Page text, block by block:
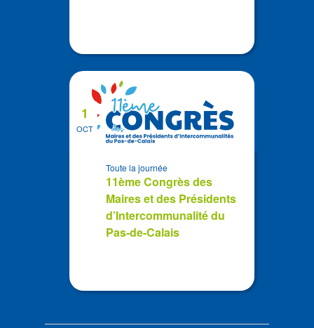
OCT
1
11ème Congrès des
Maires et des Présidents
d’Intercommunalité du
Pas-de-Calais
Toute la journée